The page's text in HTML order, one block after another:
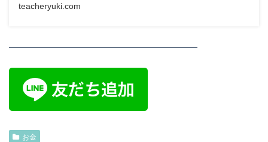
teacheryuki.com
—————————————————————
お金